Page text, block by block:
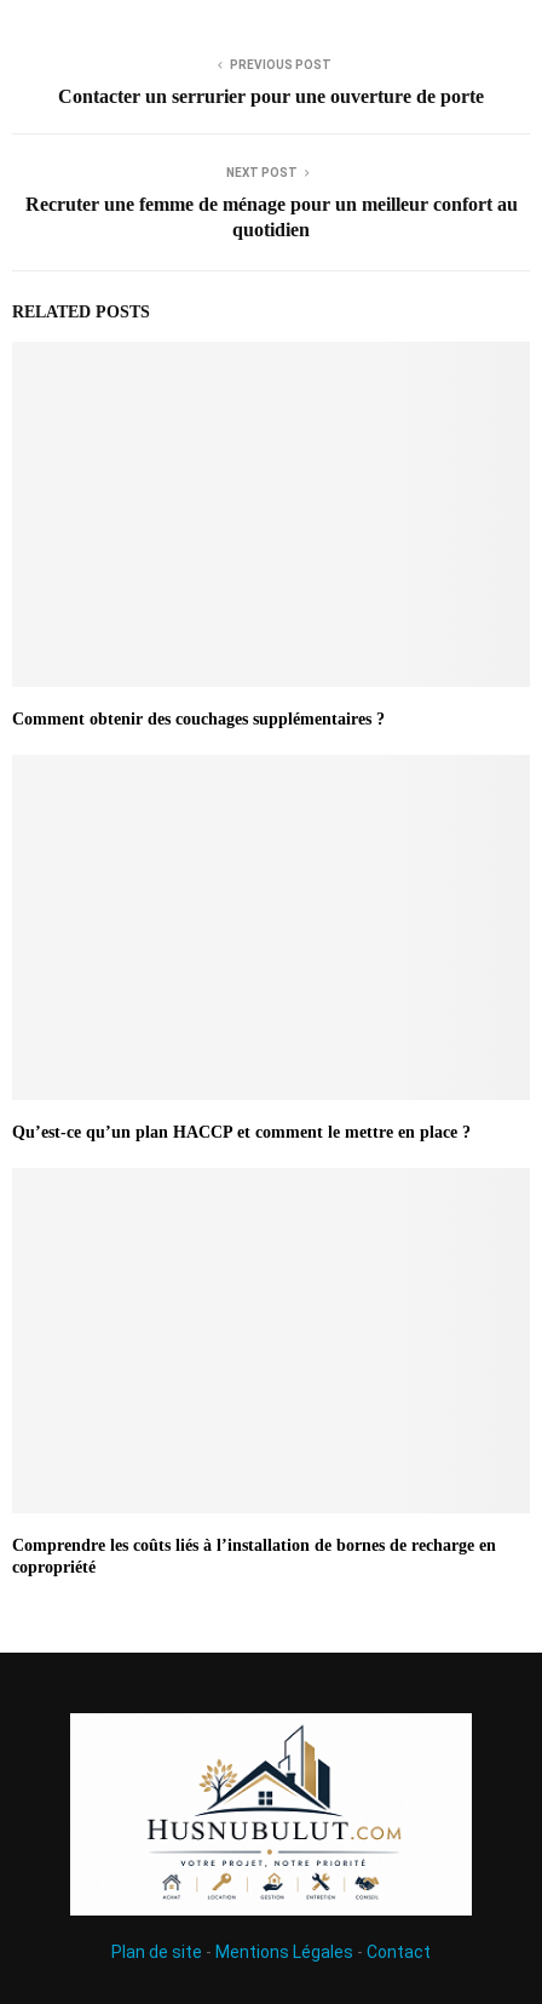
PREVIOUS POST
Contacter un serrurier pour une ouverture de porte
NEXT POST
Recruter une femme de ménage pour un meilleur confort au
quotidien
RELATED POSTS
Comment obtenir des couchages supplémentaires ?
Qu’est-ce qu’un plan HACCP et comment le mettre en place ?
Comprendre les coûts liés à l’installation de bornes de recharge en
copropriété
Plan de site - Mentions Légales - Contact